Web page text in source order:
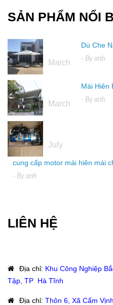
SẢN PHẨM NỔI
March
Dù Che
- By anh
March
Mái Hiên
- By anh
July
cung cấp motor mái hiên mái
- By anh
LIÊN HỆ
Địa chỉ: Khu Công Nghiệp
Tập, TP Hà Tĩnh
Địa chỉ: Thôn 6, Xã Cẩm